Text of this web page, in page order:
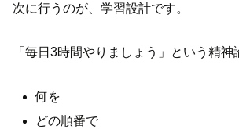
次に行うのが、学習設計です。
「毎日3時間やりましょう」という精神
何を
どの順番で